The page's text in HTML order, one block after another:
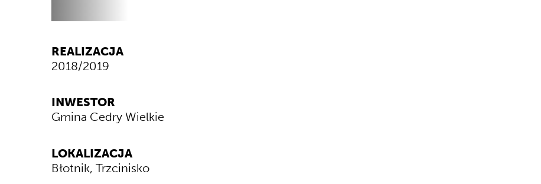
REALIZACJA
2018/2019
INWESTOR
Gmina Cedry Wielkie
LOKALIZACJA
Błotnik, Trzcinisko